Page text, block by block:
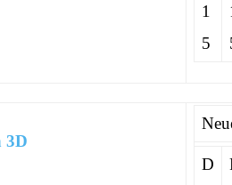
1
5
3D
D